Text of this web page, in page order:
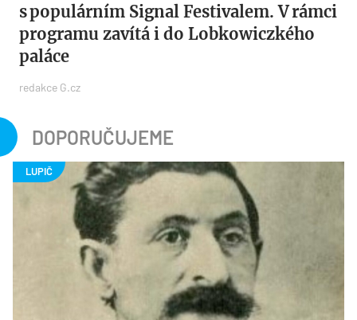
s populárním ​Signal Festivalem. V rámci
programu zavítá i do Lobkowiczkého
paláce
redakce G.cz
DOPORUČUJEME